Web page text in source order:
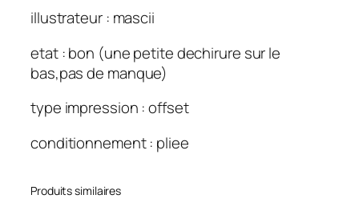
illustrateur : mascii
etat : bon (une petite dechirure sur le
bas,pas de manque)
type impression : offset
conditionnement : pliee
Produits similaires